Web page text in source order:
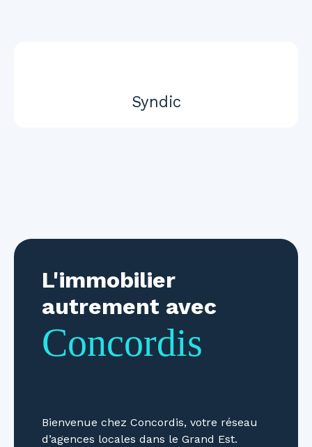
Syndic
L'immobilier
autrement avec
Concordis
Bienvenue chez Concordis, votre réseau
d’agences locales dans le Grand Est.